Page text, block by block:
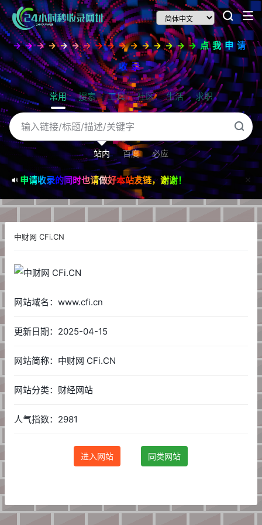
→→→→→→→→→→→→→→→→点我申请
收录
常用 搜索 工具 社区 生活 求职
站内 百度 必应
申请收录的同时也请做好本站友链，谢谢！
中财网 CFi.CN
网站域名：www.cfi.cn
更新日期：2025-04-15
网站简称：中财网 CFi.CN
网站分类：财经网站
人气指数：2981
进入网站 同类网站